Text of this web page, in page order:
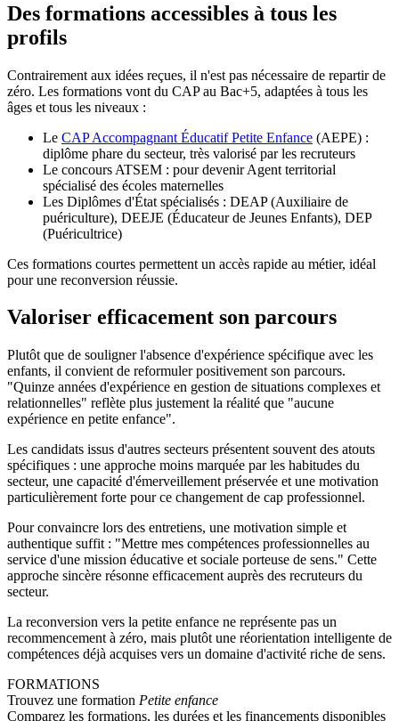
Des formations accessibles à tous les
profils
Contrairement aux idées reçues, il n'est pas nécessaire de repartir de
zéro. Les formations vont du CAP au Bac+5, adaptées à tous les
âges et tous les niveaux :
Le CAP Accompagnant Éducatif Petite Enfance (AEPE) :
diplôme phare du secteur, très valorisé par les recruteurs
Le concours ATSEM : pour devenir Agent territorial
spécialisé des écoles maternelles
Les Diplômes d'État spécialisés : DEAP (Auxiliaire de
puériculture), DEEJE (Éducateur de Jeunes Enfants), DEP
(Puéricultrice)
Ces formations courtes permettent un accès rapide au métier, idéal
pour une reconversion réussie.
Valoriser efficacement son parcours
Plutôt que de souligner l'absence d'expérience spécifique avec les
enfants, il convient de reformuler positivement son parcours.
"Quinze années d'expérience en gestion de situations complexes et
relationnelles" reflète plus justement la réalité que "aucune
expérience en petite enfance".
Les candidats issus d'autres secteurs présentent souvent des atouts
spécifiques : une approche moins marquée par les habitudes du
secteur, une capacité d'émerveillement préservée et une motivation
particulièrement forte pour ce changement de cap professionnel.
Pour convaincre lors des entretiens, une motivation simple et
authentique suffit : "Mettre mes compétences professionnelles au
service d'une mission éducative et sociale porteuse de sens." Cette
approche sincère résonne efficacement auprès des recruteurs du
secteur.
La reconversion vers la petite enfance ne représente pas un
recommencement à zéro, mais plutôt une réorientation intelligente de
compétences déjà acquises vers un domaine d'activité riche de sens.
FORMATIONS
Trouvez une formation Petite enfance
Comparez les formations, les durées et les financements disponibles